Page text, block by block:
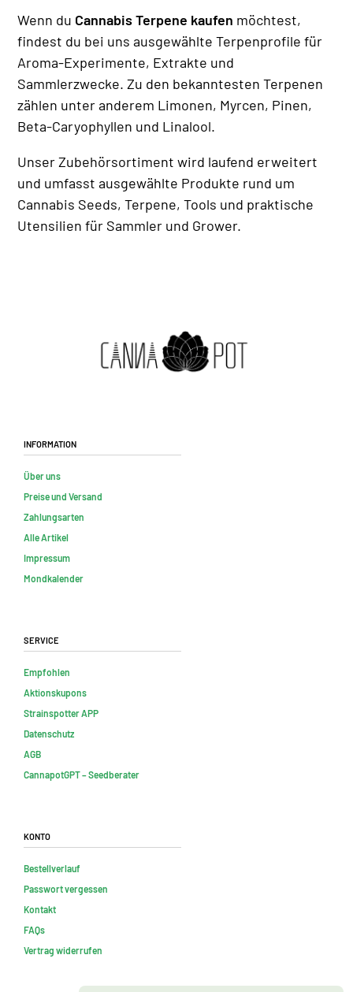
Wenn du Cannabis Terpene kaufen möchtest,
findest du bei uns ausgewählte Terpenprofile für
Aroma-Experimente, Extrakte und
Sammlerzwecke. Zu den bekanntesten Terpenen
zählen unter anderem Limonen, Myrcen, Pinen,
Beta-Caryophyllen und Linalool.
Unser Zubehörsortiment wird laufend erweitert
und umfasst ausgewählte Produkte rund um
Cannabis Seeds, Terpene, Tools und praktische
Utensilien für Sammler und Grower.
Information
Über uns
Preise und Versand
Zahlungsarten
Alle Artikel
Impressum
Mondkalender
Service
Empfohlen
Aktionskupons
Strainspotter APP
Datenschutz
AGB
CannapotGPT – Seedberater
Konto
Bestellverlauf
Passwort vergessen
Kontakt
FAQs
Vertrag widerrufen